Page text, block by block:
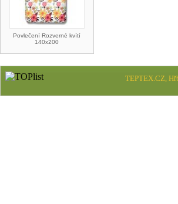
Povlečení Rozverné kvítí
140x200
TEPTEX.CZ,